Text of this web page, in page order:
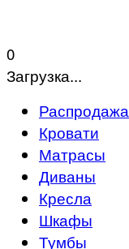
0
Загрузка...
Распродажа
Кровати
Матрасы
Диваны
Кресла
Шкафы
Тумбы